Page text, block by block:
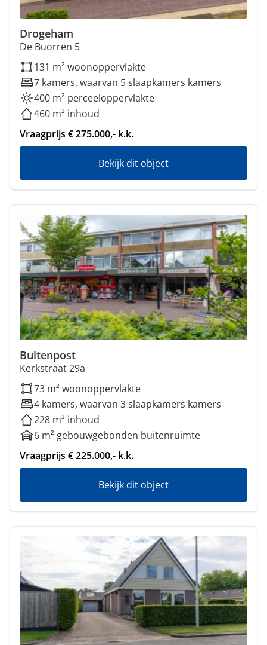
Drogeham
De Buorren 5
131 m² woonoppervlakte
7 kamers, waarvan 5 slaapkamers kamers
400 m² perceeloppervlakte
460 m³ inhoud
Vraagprijs € 275.000,- k.k.
Bekijk dit object
Buitenpost
Kerkstraat 29a
73 m² woonoppervlakte
4 kamers, waarvan 3 slaapkamers kamers
228 m³ inhoud
6 m² gebouwgebonden buitenruimte
Vraagprijs € 225.000,- k.k.
Bekijk dit object